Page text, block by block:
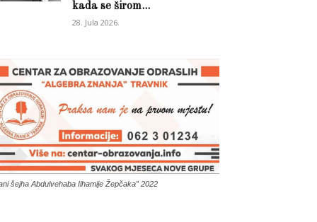
kada se širom...
28. Jula 2026.
šejha Abdulvehaba Ilhamije Žepčaka” 2022